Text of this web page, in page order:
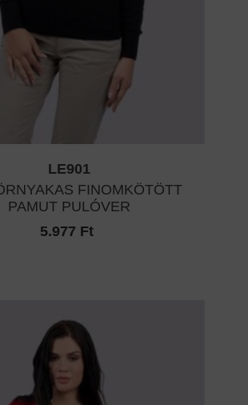
LE901
FINOMKÖTÖTT
PAMUT PULÓVER
5.977 Ft